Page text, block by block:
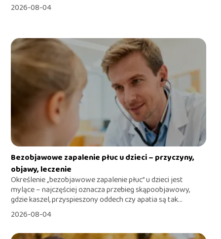
2026-08-04
Bezobjawowe zapalenie płuc u dzieci – przyczyny,
objawy, leczenie
Określenie „bezobjawowe zapalenie płuc” u dzieci jest
mylące – najczęściej oznacza przebieg skąpoobjawowy,
gdzie kaszel, przyspieszony oddech czy apatia są tak...
2026-08-04